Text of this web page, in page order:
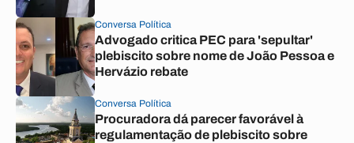
Conversa Política
Advogado critica PEC para 'sepultar'
plebiscito sobre nome de João Pessoa e
Hervázio rebate
Conversa Política
Procuradora dá parecer favorável à
regulamentação de plebiscito sobre